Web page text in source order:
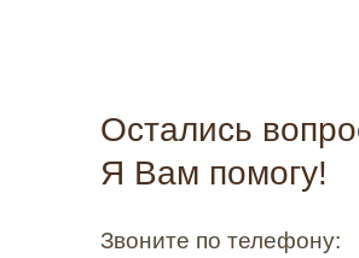
Остались
Я Вам помогу!
Звоните по телефону: